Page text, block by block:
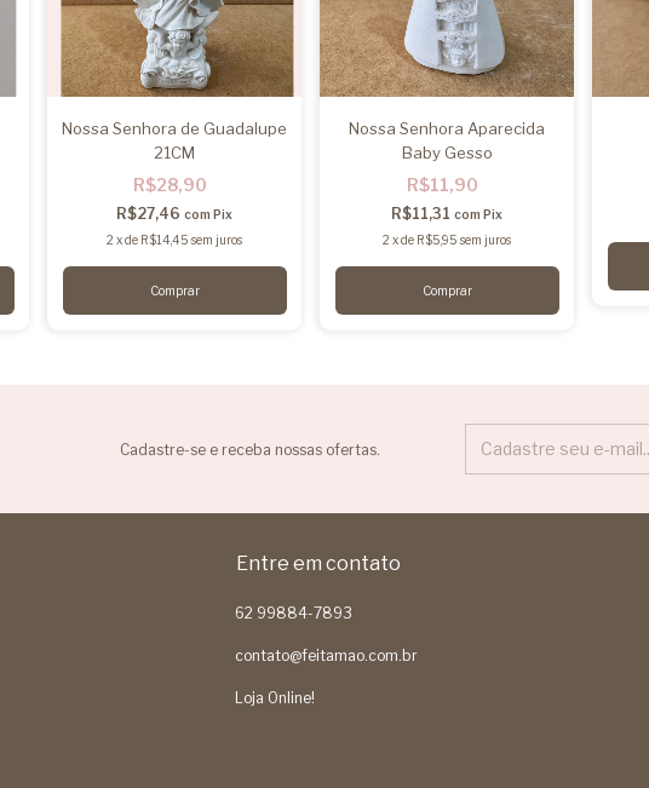
Nossa Senhora de Guadalupe
21CM
R$28,90
R$27,46 com Pix
2 xde R$14,45 sem juros
Nossa Senhora Aparecida
Baby Gesso
R$11,90
R$11,31 com Pix
2 xde R$5,95 sem juros
Cadastre-se e receba nossas ofertas.
Entre em contato
62 99884-7893
contato@feitamao.com.br
Loja Online!